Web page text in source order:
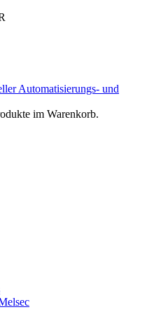
Automatisierungs- und
im Warenkorb.